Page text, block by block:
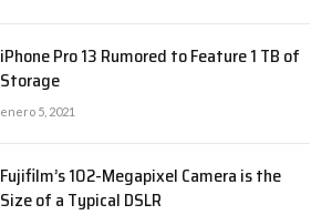
iPhone Pro 13 Rumored to Feature 1 TB of
Storage
enero 5, 2021
Fujifilm’s 102-Megapixel Camera is the
Size of a Typical DSLR